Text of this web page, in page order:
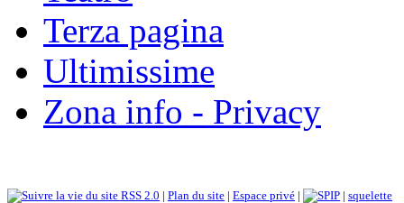
Terza pagina
Ultimissime
Zona info - Privacy
RSS 2.0 | Plan du site | Espace privé | | squelette